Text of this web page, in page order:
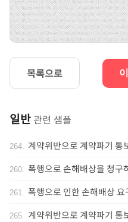
목록으로
일반 관련 샘플
264. 계약위반으로 계약파기 통
260. 폭행으로 손해배상을 청구
261. 폭행으로 인한 손해배상
265. 계약위반으로 계약파기 통